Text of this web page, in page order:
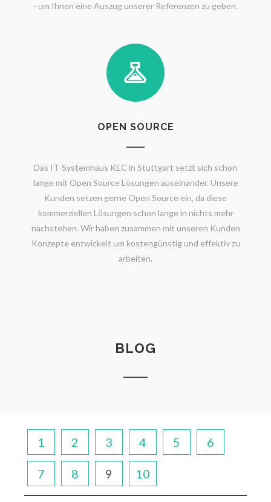
- um Ihnen eine Auszug unserer Referenzen zu geben.
OPEN SOURCE
Das IT-Systemhaus KEC in Stuttgart setzt sich schon
lange mit Open Source Lösungen auseinander. Unsere
Kunden setzen gerne Open Source ein, da diese
kommerziellen Lösungen schon lange in nichts mehr
nachstehen. Wir haben zusammen mit unseren Kunden
Konzepte entwickelt um kostengünstig und effektiv zu
arbeiten.
BLOG
1 2 3 4 5 6
7 8 9 10